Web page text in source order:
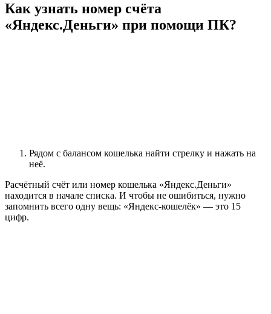
Как узнать номер счёта
«Яндекс.Деньги» при помощи ПК?
Рядом с балансом кошелька найти стрелку и нажать на
неё.
Расчётный счёт или номер кошелька «Яндекс.Деньги»
находится в начале списка. И чтобы не ошибиться, нужно
запомнить всего одну вещь: «Яндекс-кошелёк» — это 15
цифр.